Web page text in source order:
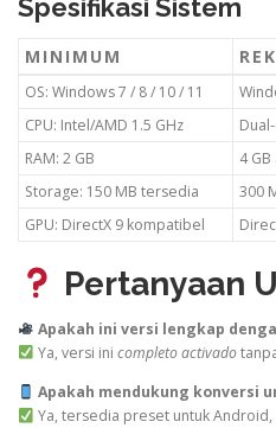
Spesifikasi Sistem
MINIMUM
OS: Windows 7 / 8 / 10 / 11
CPU: Intel/AMD 1.5 GHz
RAM: 2 GB
4
Storage: 150 MB tersedia
300
GPU: DirectX 9 kompatibel
Pertanyaan
Apakah ini versi lengkap
Ya, versi ini completo activado
Apakah mendukung konversi
Ya, tersedia preset untuk Android,